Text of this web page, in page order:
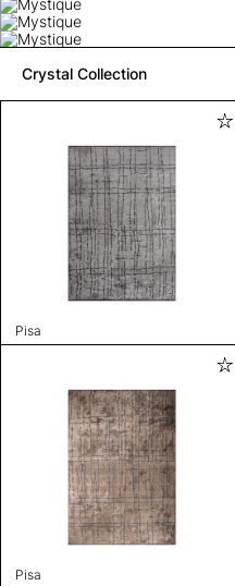
Crystal Collection
Pisa
Pisa